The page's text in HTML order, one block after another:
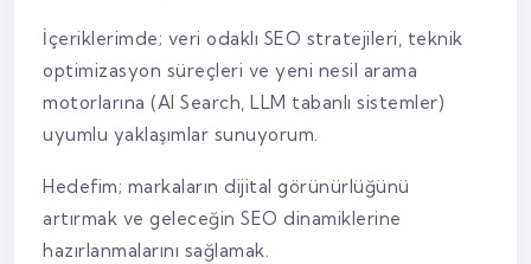
İçeriklerimde; veri odaklı SEO stratejileri, teknik
optimizasyon süreçleri ve yeni nesil arama
motorlarına (AI Search, LLM tabanlı sistemler)
uyumlu yaklaşımlar sunuyorum.
Hedefim; markaların dijital görünürlüğünü
artırmak ve geleceğin SEO dinamiklerine
hazırlanmalarını sağlamak.